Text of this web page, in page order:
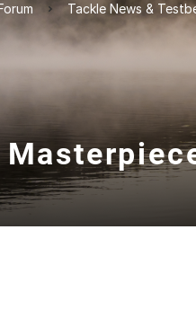
Tackle News &